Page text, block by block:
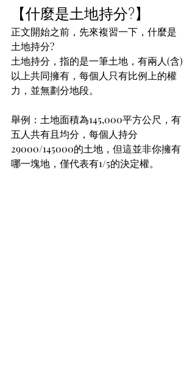
【什麼是土地持分?】
正文開始之前，先來複習一下，什麼是
土地持分?
土地持分，指的是一筆土地，有兩人(含)
以上共同擁有，每個人只有比例上的權
力，並無劃分地段。
舉例：土地面積為145,000平方公尺，有
五人共有且均分，每個人持分
29000/145000的土地，但這並非你擁有
哪一塊地，僅代表有1/5的決定權。